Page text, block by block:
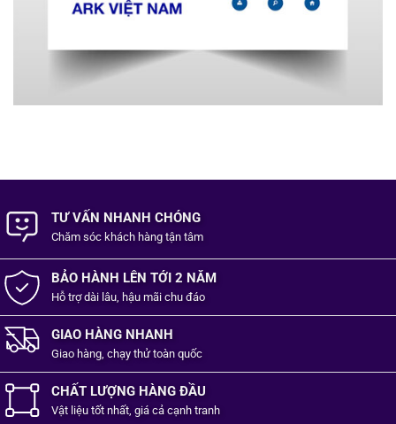
TƯ VẤN NHANH CHÓNG
Chăm sóc khách hàng tận tâm
BẢO HÀNH LÊN TỚI 2 NĂM
Hỗ trợ dài lâu, hậu mãi chu đáo
GIAO HÀNG NHANH
Giao hàng, chạy thử toàn quốc
CHẤT LƯỢNG HÀNG ĐẦU
Vật liệu tốtnhất, giá cả cạnh tranh